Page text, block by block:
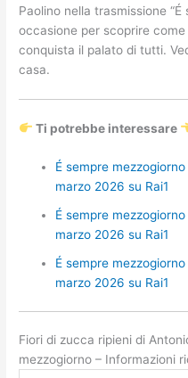
Paolino nella trasmissione “É
occasione per scoprire
conquista il palato di tutti.
casa.
Ti potrebbe interessare
É sempre
marzo 2026 su Rai1
É sempre
marzo 2026 su Rai1
É sempre
marzo 2026 su Rai1
Fiori di zucca ripieni di
mezzogiorno – Informazioni